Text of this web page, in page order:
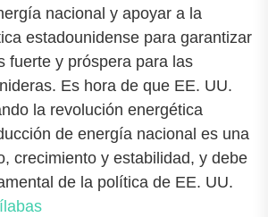
nacional y apoyar a la
estadounidense para garantizar
fuerte y próspera para las
Es hora de que EE. UU.
la revolución energética
de energía nacional es una
crecimiento y estabilidad, y debe
de la política de EE. UU.